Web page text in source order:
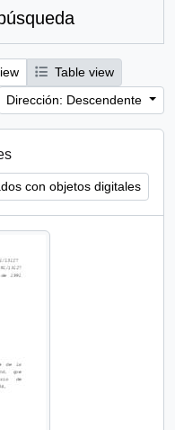
Table view
Dirección: Descendente
con objetos digitales